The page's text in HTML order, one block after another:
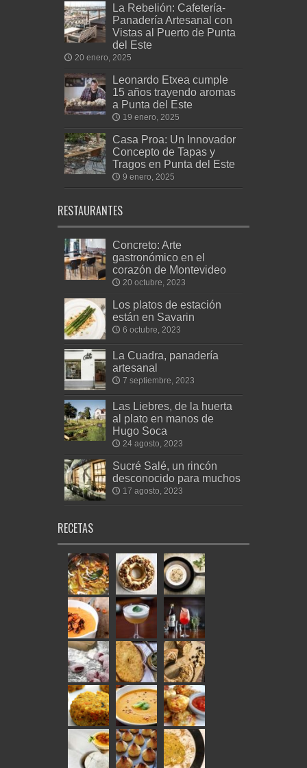
La Rebelión: Cafetería-
Panadería Artesanal con
Vistas al Puerto de Punta
del Este
20 enero, 2025
Leonardo Etxea cumple
15 años trayendo aromas
a Punta del Este
19 enero, 2025
Casa Proa: Un Innovador
Concepto de Tapas y
Tragos en Punta del Este
9 enero, 2025
RESTAURANTES
Concreto: Arte
gastronómico en el
corazón de Montevideo
20 octubre, 2023
Los platos de estación
están en Savarin
6 octubre, 2023
La Cuadra, panadería
artesanal
7 septiembre, 2023
Las Liebres, de la huerta
al plato en manos de
Hugo Soca
24 agosto, 2023
Sucré Salé, un rincón
desconocido para muchos
17 agosto, 2023
RECETAS